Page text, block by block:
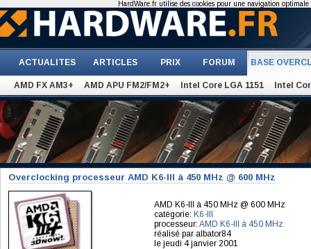
ACTUALITES ARTICLES PRIX FORUM BASE
AMD FX AM3+ AMD APU FM2/FM2+ Intel Core LGA 1151 Intel
Overclocking processeur AMD K6-III à 450 MHz @ 600 MHz
AMD K6-III à 450 MHz @ 600 MHz
catégorie: K6-III
processeur: AMD K6-III à 450 MHz
réalisé par albator84
le jeudi 4 janvier 2001
HardWare.fr utilise des cookies pour une navigation